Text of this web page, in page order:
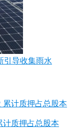
引导收集雨水
计质押占总股本